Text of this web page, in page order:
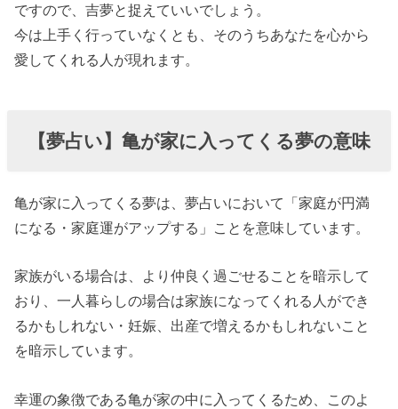
ですので、吉夢と捉えていいでしょう。
今は上手く行っていなくとも、そのうちあなたを心から
愛してくれる人が現れます。
【夢占い】亀が家に入ってくる夢の意味
亀が家に入ってくる夢は、夢占いにおいて「家庭が円満
になる・家庭運がアップする」ことを意味しています。
家族がいる場合は、より仲良く過ごせることを暗示して
おり、一人暮らしの場合は家族になってくれる人ができ
るかもしれない・妊娠、出産で増えるかもしれないこと
を暗示しています。
幸運の象徴である亀が家の中に入ってくるため、このよ